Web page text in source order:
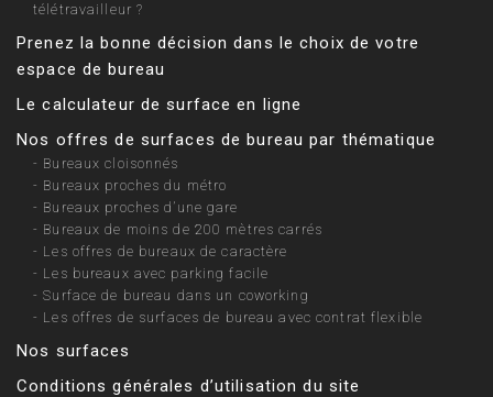
télétravailleur ?
Prenez la bonne décision dans le choix de votre
espace de bureau
Le calculateur de surface en ligne
Nos offres de surfaces de bureau par thématique
- Bureaux cloisonnés
- Bureaux proches du métro
- Bureaux proches d’une gare
- Bureaux de moins de 200 mètres carrés
- Les offres de bureaux de caractère
- Les bureaux avec parking facile
-Surface de bureau dans un coworking
- Les offres de surfaces de bureau avec contrat flexible
Nos surfaces
Conditions générales d’utilisation du site